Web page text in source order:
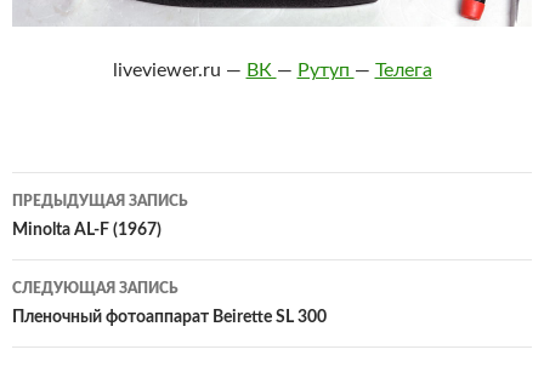
liveviewer.ru — ВК — Рутуп — Телега
Навигация
по
записям
ПРЕДЫДУЩАЯ ЗАПИСЬ
Minolta AL-F (1967)
СЛЕДУЮЩАЯ ЗАПИСЬ
Пленочный фотоаппарат Beirette SL 300